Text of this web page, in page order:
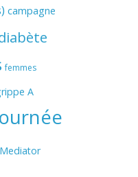
campagne
femmes
A
Mediator